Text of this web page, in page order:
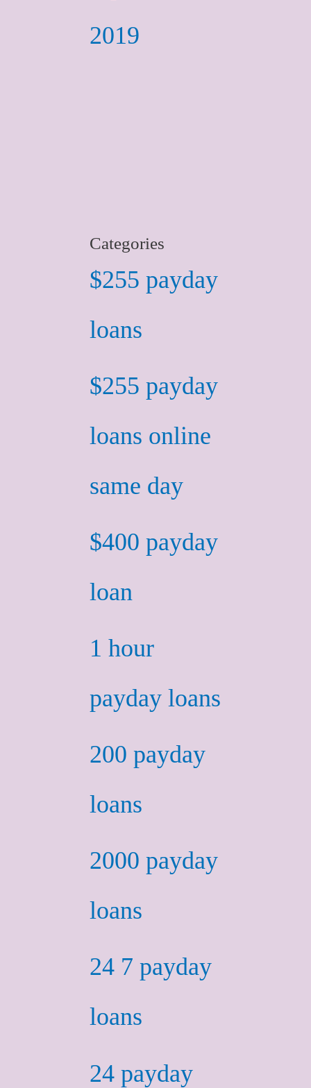
2019
Categories
$255 payday
loans
$255 payday
loans online
same day
$400 payday
loan
1 hour
payday loans
200 payday
loans
2000 payday
loans
24 7 payday
loans
24 payday